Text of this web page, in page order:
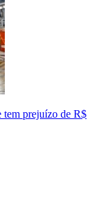
tem prejuízo de R$